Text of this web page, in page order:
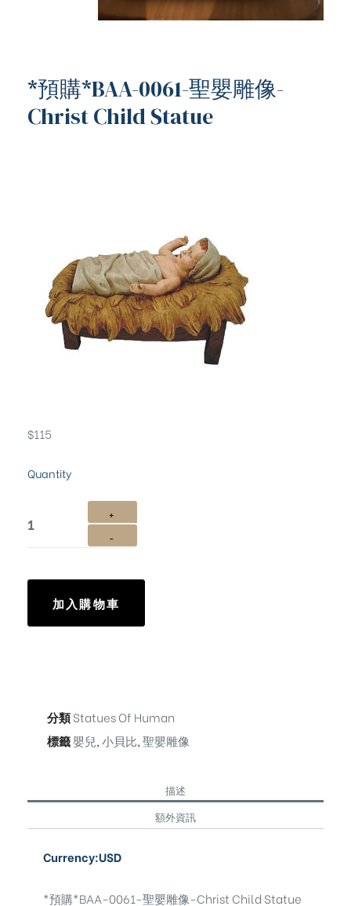
*預購*BAA-0061-聖嬰雕像-
Christ Child Statue
$115
Quantity
加入購物車
分類Statues Of Human
標籤嬰兒,小貝比,聖嬰雕像
描述
額外資訊
Currency:USD
*預購*BAA-0061-聖嬰雕像-Christ Child Statue
含日本